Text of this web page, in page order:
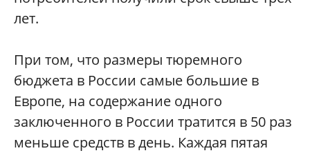
лет.
При том, что размеры тюремного
бюджета в России самые большие в
Европе, на содержание одного
заключенного в России тратится в 50 раз
меньше средств в день. Каждая пятая